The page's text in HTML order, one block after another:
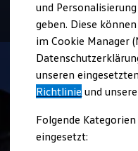
Auf- und
Groß- und
Service &
4.4|52
und
geben. Diese
im Cookie Manager
unseren
Richtlinie und
Folgende
eingesetzt: